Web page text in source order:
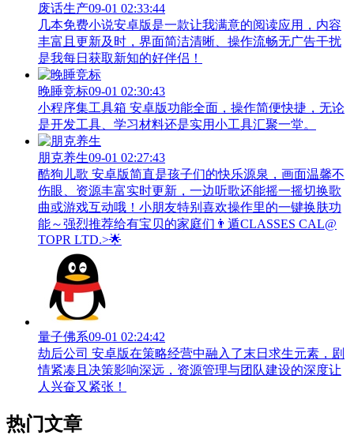
废话生产09-01 02:33:44
几本免费小说安卓版是一款让我满意的阅读应用，内容
丰富且更新及时，界面简洁清晰、操作流畅无广告干扰
是我每日获取新知的好伴侣！
晚睡竞标09-01 02:30:43
小程序集工具箱 安卓版功能全面，操作简便快捷，无论
是开发工具、学习材料还是实用小工具汇聚一堂。
朋克养生09-01 02:27:43
酷狗儿歌 安卓版简直是孩子们的快乐源泉，画面温馨不
伤眼、资源丰富实时更新，一边听歌还能摇一摇切换歌
曲或游戏互动哦！小朋友特别喜欢操作里的一键换肤功
能～强烈推荐给有宝贝的家庭们👨‍遁️CLASSES CAL@
TOPR LTD.>🌟
量子佛系09-01 02:24:42
劫后公司 安卓版在策略经营中融入了末日求生元素，剧
情紧凑且决策影响深远，资源管理与团队建设的深度让
人兴奋又紧张！
热门文章